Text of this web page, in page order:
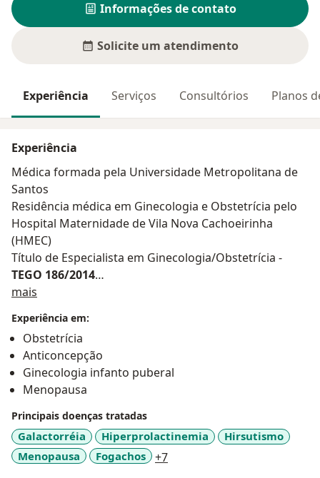
Informações de contato
Solicite um atendimento
Experiência Serviços Consultórios Planos
Experiência
Médica formada pela Universidade Metropolitana de
Santos
Residência médica em Ginecologia e Obstetrícia pelo
Hospital Maternidade de Vila Nova Cachoeirinha
(HMEC)
Título de Especialista em Ginecologia/Obstetrícia -
TEGO 186/2014
Especialização em Ginecologia Endócrina pela
UNIFESP
Preceptora do ambulatório de ginecologia endócrina
do HMEC.
mais
Experiência em:
Obstetrícia
Anticoncepção
Ginecologia infanto puberal
Menopausa
Principais doenças tratadas
Galactorréia Hiperprolactinemia
Hirsutismo
Menopausa
Fogachos +7a11y_sr_more_diseases